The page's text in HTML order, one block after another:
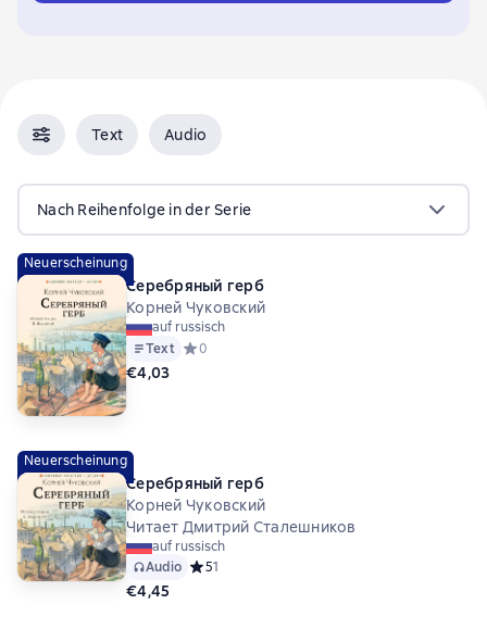
Text Audio
Nach Reihenfolge in der Serie
Neuerscheinung
Серебряный герб
Корней Чуковский
auf russisch
Text Средний рейтинг 0 на основе 0 оценок
0
€4,03
Neuerscheinung
Серебряный герб
Корней Чуковский
Читает Дмитрий Сталешников
auf russisch
Audio Средний рейтинг 5 на основе 1 оценок
51
€4,45